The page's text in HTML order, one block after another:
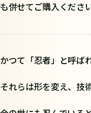
も併せてご購入ください
かつて「忍者」と呼ば
それらは形を変え、技